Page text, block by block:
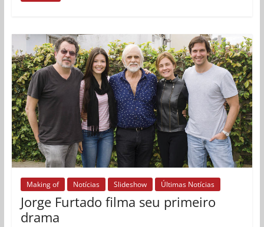
Making of Notícias Slideshow Últimas Notícias
Jorge Furtado filma seu primeiro
drama